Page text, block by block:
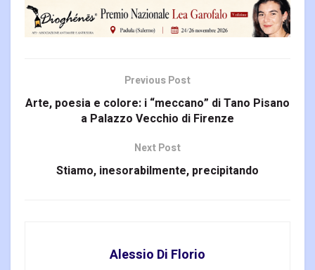
Previous Post
Arte, poesia e colore: i “meccano” di Tano Pisano
a Palazzo Vecchio di Firenze
Next Post
Stiamo, inesorabilmente, precipitando
Alessio Di Florio